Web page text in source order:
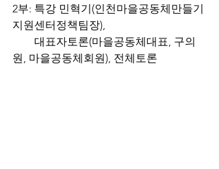
2부: 특강 민혁기(인천마을공동체만들기
지원센터정책팀장),
대표자토론(마을공동체대표, 구의
원, 마을공동체회원), 전체토론